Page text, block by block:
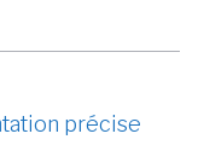
précise